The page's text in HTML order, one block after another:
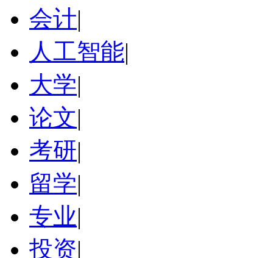
会计|
人工智能|
大学|
论文|
考研|
留学|
专业|
投资|